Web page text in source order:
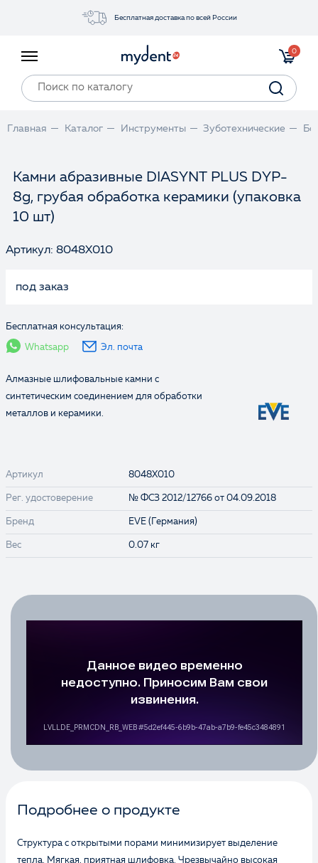
Бесплатная доставка по всей России
Прайс-лист
0
Главная Каталог Инструменты Зуботехнические
Камни абразивные DIASYNT PLUS DYP-
8g, грубая обработка керамики (упаковка
10 шт)
Артикул: 8048X010
под заказ
Бесплатная консультация:
Whatsapp Эл. почта
Алмазные шлифовальные камни с
синтетическим соединением для обработки
металлов и керамики.
Артикул 8048X010
Рег. удостоверение № ФСЗ 2012/12766 от 04.09.2018
Бренд EVE (Германия)
Вес 0.07 кг
Подробнее о продукте
Структура с открытыми порами минимизирует выделение
тепла. Мягкая, приятная шлифовка. Чрезвычайно высокая